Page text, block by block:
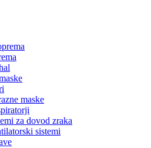
maske
za dovod zraka
sistemi